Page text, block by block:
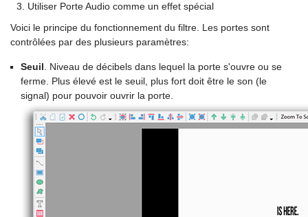
Utiliser Porte Audio comme un effet spécial
Voici le principe du fonctionnement du filtre. Les portes sont
contrôlées par des plusieurs paramètres:
Seuil . Niveau de décibels dans lequel la porte s'ouvre ou se
ferme. Plus élevé est le seuil, plus fort doit être le son (le
signal) pour pouvoir ouvrir la porte.